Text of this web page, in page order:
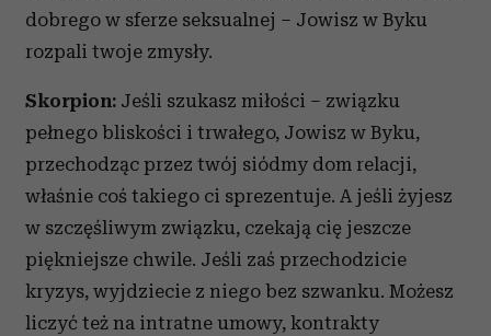
dobrego w sferze seksualnej – Jowisz w Byku
rozpali twoje zmysły.
Skorpion: Jeśli szukasz miłości – związku
pełnego bliskości i trwałego, Jowisz w Byku,
przechodząc przez twój siódmy dom relacji,
właśnie coś takiego ci sprezentuje. A jeśli żyjesz
w szczęśliwym związku, czekają cię jeszcze
piękniejsze chwile. Jeśli zaś przechodzicie
kryzys, wyjdziecie z niego bez szwanku. Możesz
liczyć też na intratne umowy, kontrakty